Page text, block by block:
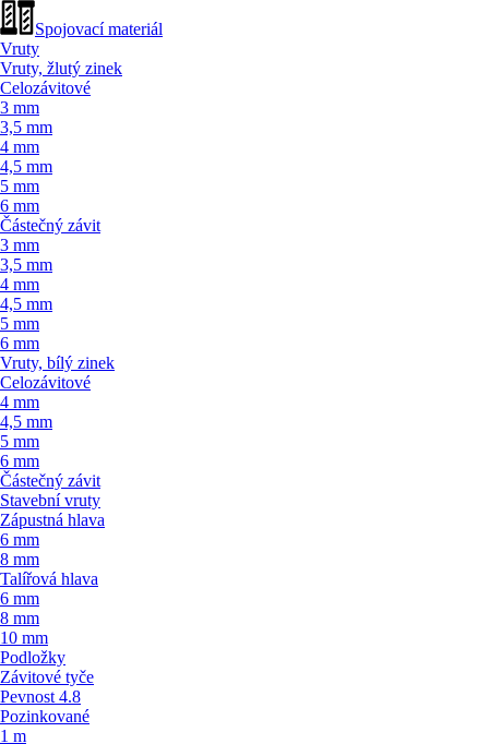
Spojovací materiál
Vruty
Vruty, žlutý zinek
Celozávitové
3 mm
3,5 mm
4 mm
4,5 mm
5 mm
6 mm
Částečný závit
3 mm
3,5 mm
4 mm
4,5 mm
5 mm
6 mm
Vruty, bílý zinek
Celozávitové
4 mm
4,5 mm
5 mm
6 mm
Částečný závit
Stavební vruty
Zápustná hlava
6 mm
8 mm
Talířová hlava
6 mm
8 mm
10 mm
Podložky
Závitové tyče
Pevnost 4.8
Pozinkované
1 m